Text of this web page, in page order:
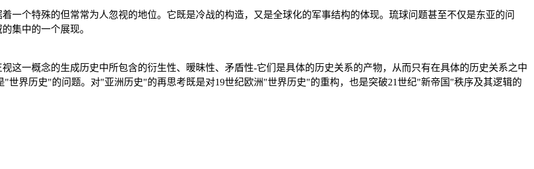
一个特殊的但常常为人忽视的地位。它既是冷战的构造，又是全球化的军事结构的体现。琉球问题甚至不仅是东亚的问
集中的一个展现。
这一概念的生成历史中所包含的衍生性、暧昧性、矛盾性-它们是具体的历史关系的产物，从而只有在具体的历史关系之中
世界历史"的问题。对"亚洲历史"的再思考既是对19世纪欧洲"世界历史"的重构，也是突破21世纪"新帝国"秩序及其逻辑的